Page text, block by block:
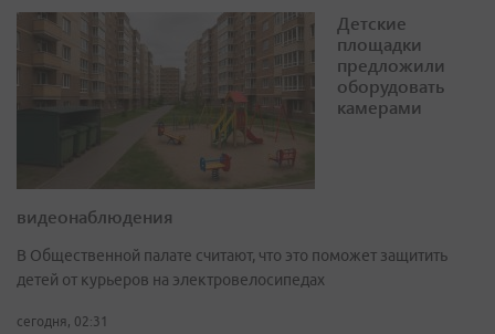
Детские
площадки
предложили
оборудовать
камерами
видеонаблюдения
В Общественной палате считают, что это поможет защитить
детей от курьеров на электровелосипедах
сегодня, 02:31